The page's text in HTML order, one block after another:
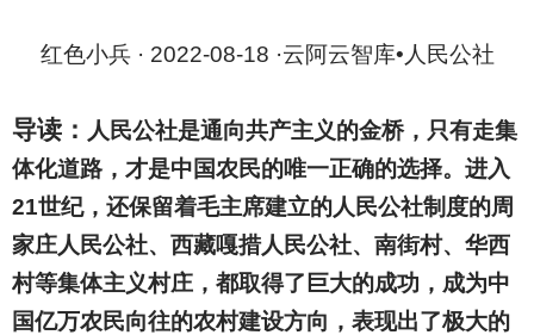
红色小兵 · 2022-08-18 ·云阿云智库•人民公社
导读： 人民公社是通向共产主义的金桥，只有走集
体化道路，才是中国农民的唯一正确的选择。进入
21世纪，还保留着毛主席建立的人民公社制度的周
家庄人民公社、西藏嘎措人民公社、南街村、华西
村等集体主义村庄，都取得了巨大的成功，成为中
国亿万农民向往的农村建设方向，表现出了极大的